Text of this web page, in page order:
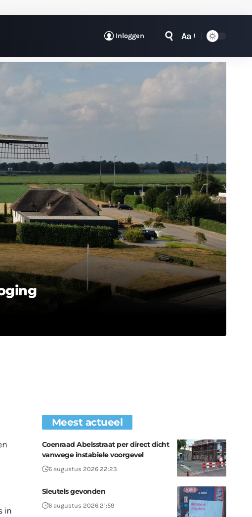
Inloggen Aa
in
Meest actueel
Coenraad Abelsstraat per direct dicht
vanwege instabiele voorgevel
6 augustus 2026 22:23
Sleutels gevonden
6 augustus 2026 21:59